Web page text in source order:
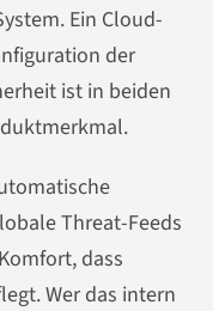
Ein Cloud-
der
ist in beiden
Threat-Feeds
dass
Wer das intern